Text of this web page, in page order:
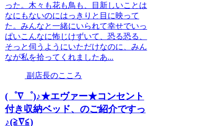
った。木々も花も鳥も、目新しいことは
なにもないのにはっきりと目に映って
た。みんなと一緒にいられて幸せでいっ
ぱいこんなに怖じけずいて、恐る恐る、
そっと伺うようにいただけなのに、みん
なが私を拾ってくれましたあ...
副店長のこころ
(゜∇゜)♪★エヴァー★コンセント
付き収納ベッド、のご紹介ですっ
♪(≧∇≦)